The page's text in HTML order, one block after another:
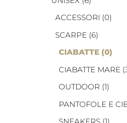
ACCESSORI (0)
SCARPE (6)
CIABATTE (0)
CIABATTE MARE
OUTDOOR (1)
PANTOFOLE E